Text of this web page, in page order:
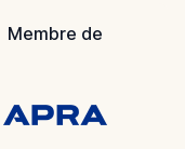
Membre de